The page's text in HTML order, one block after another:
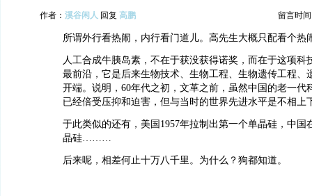
作者： 溪谷闲人 回复 高鹏 留言时间
所谓外行看热闹，内行看门道儿。高先生大概只配看个热
人工合成牛胰岛素，不在于获没获得诺奖，而在于这项科
最前沿，它是后来生物技术、生物工程、生物遗传工程、
开端。说明，60年代之初，文革之前，虽然中国的老一代
已经倍受压抑和迫害，但与当时的世界先进水平是不相上
于此类似的还有，美国1957年拉制出第一个单晶硅，中国
晶硅………
后来呢，相差何止十万八千里。为什么？狗都知道。